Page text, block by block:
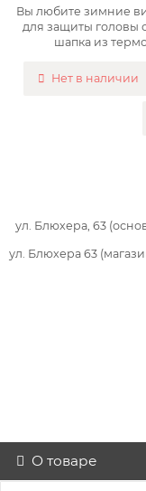
Вы любите зимние
для защиты головы
шапка из
Нет в наличии
ул. Блюхера, 63
ул. Блюхера 63
О товаре